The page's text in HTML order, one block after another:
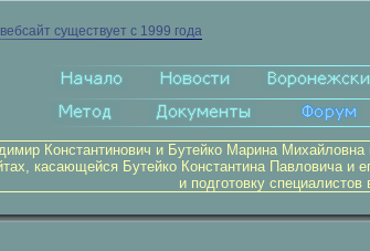
существует с 1999 года
Константинович и Бутейко Марина Михайловна
касающейся Бутейко Константина Павловича и
и подготовку специалистов